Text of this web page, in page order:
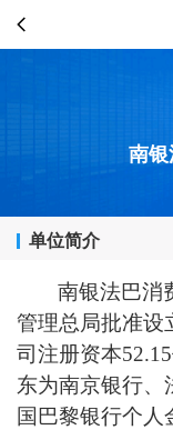
南银
单位简介
南银法巴消
管理总局批准设
司注册资本52.15
东为南京银行、
国巴黎银行个人